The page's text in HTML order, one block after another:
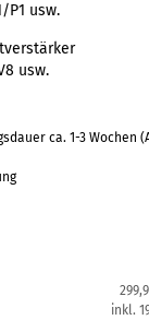
P1 usw.
usw.
ca. 1-3 Wochen
inkl.